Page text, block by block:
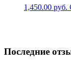
1,450.00 руб.
Последние